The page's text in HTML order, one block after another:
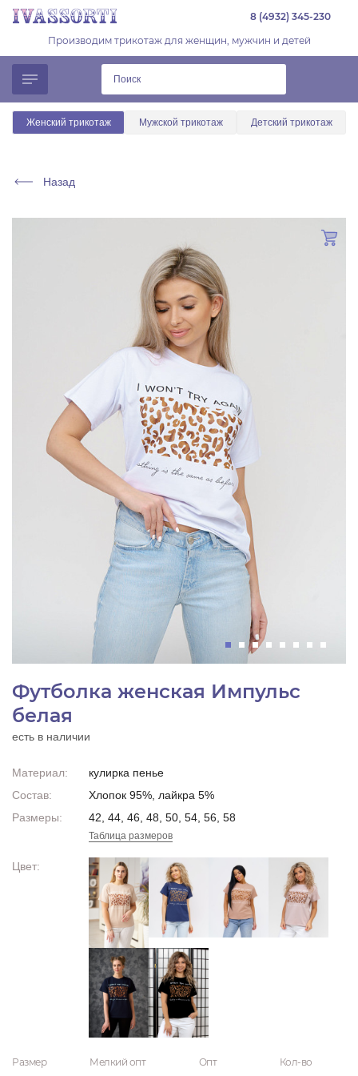
8 (4932) 345-230
Производим трикотаж для женщин, мужчин и детей
Женский трикотаж Мужской трикотаж Детский трикотаж
Назад
Футболка женская Импульс
белая
есть в наличии
Материал:
кулирка пенье
Состав:
Хлопок 95%, лайкра 5%
Размеры:
42, 44, 46, 48, 50, 54, 56, 58
Таблица размеров
Цвет:
Размер Мелкий опт Опт Кол-во